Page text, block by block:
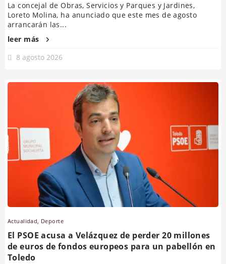
La concejal de Obras, Servicios y Parques y Jardines,
Loreto Molina, ha anunciado que este mes de agosto
arrancarán las...
leer más
8 agosto 2026
Actualidad, Deporte
El PSOE acusa a Velázquez de perder 20 millones
de euros de fondos europeos para un pabellón en
Toledo